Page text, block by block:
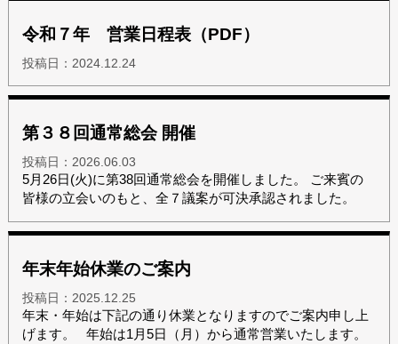
令和７年 営業日程表（PDF）
投稿日： 2024.12.24
第３８回通常総会 開催
投稿日： 2026.06.03
5月26日(火)に第38回通常総会を開催しました。 ご来賓の
皆様の立会いのもと、全７議案が可決承認されました。
年末年始休業のご案内
投稿日： 2025.12.25
年末・年始は下記の通り休業となりますのでご案内申し上
げます。 年始は1月5日（月）から通常営業いたします。